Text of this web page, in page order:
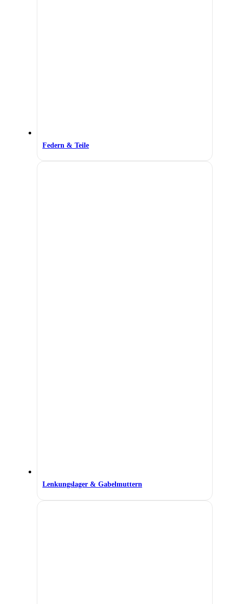
Federn & Teile
Lenkungslager & Gabelmuttern